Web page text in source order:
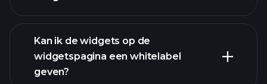
Kan ik de widgets op de
widgetspagina een whitelabel
geven?